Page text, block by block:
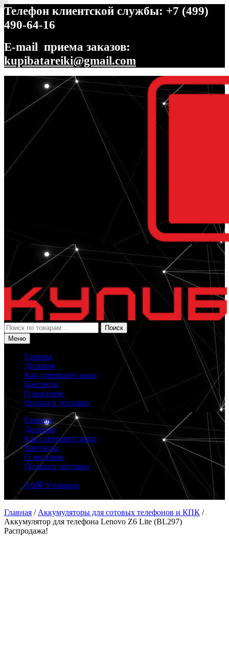
Телефон клиентской службы: +7 (499)
490-64-16
E-mail приема заказов:
kupibatareiki@gmail.com
Перейти
навигации
Перейти
содержимому
Искать:
Поиск
Меню
Главная
Дилерам
Как совершить заказ
Контакты
О магазине
Оплата и доставка
Главная
Дилерам
Как совершить заказ
Контакты
О магазине
Оплата и доставка
0.00₽ 0 товаров
Главная / Аккумуляторы для сотовых телефонов и КПК /
Аккумулятор для телефона Lenovo Z6 Lite (BL297)
Распродажа!